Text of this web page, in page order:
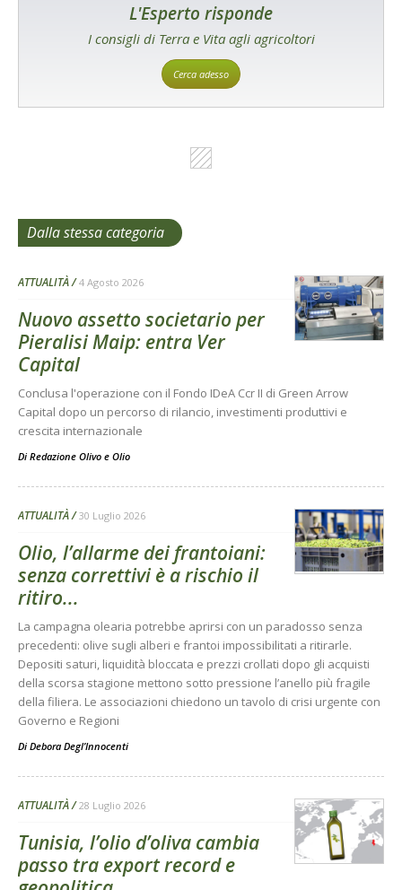
L'Esperto risponde
I consigli di Terra e Vita agli agricoltori
Cerca adesso
Dalla stessa categoria
ATTUALITÀ 4 Agosto 2026
Nuovo assetto societario per
Pieralisi Maip: entra Ver
Capital
Conclusa l'operazione con il Fondo IDeA Ccr II di Green Arrow
Capital dopo un percorso di rilancio, investimenti produttivi e
crescita internazionale
Di Redazione Olivo e Olio
ATTUALITÀ 30 Luglio 2026
Olio, l’allarme dei frantoiani:
senza correttivi è a rischio il
ritiro...
La campagna olearia potrebbe aprirsi con un paradosso senza
precedenti: olive sugli alberi e frantoi impossibilitati a ritirarle.
Depositi saturi, liquidità bloccata e prezzi crollati dopo gli acquisti
della scorsa stagione mettono sotto pressione l’anello più fragile
della filiera. Le associazioni chiedono un tavolo di crisi urgente con
Governo e Regioni
Di Debora Degl’Innocenti
ATTUALITÀ 28 Luglio 2026
Tunisia, l’olio d’oliva cambia
passo tra export record e